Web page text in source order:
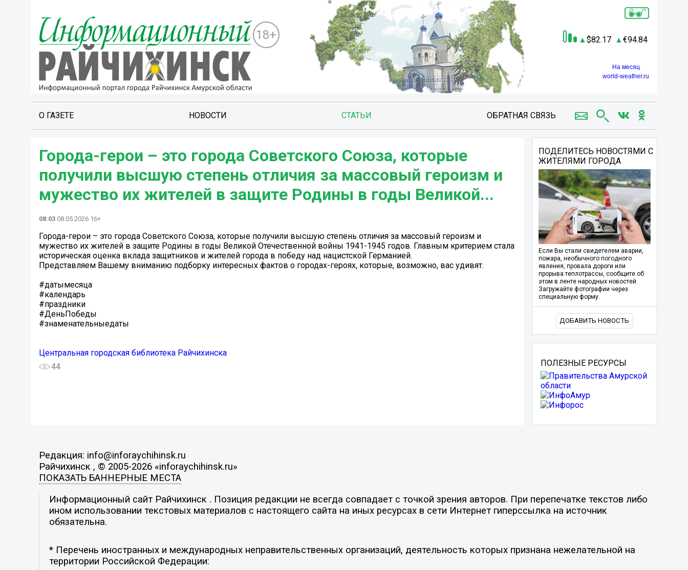
18+ 82.17 94.84
На месяц
world-weather.ru
О ГАЗЕТЕ НОВОСТИ СТАТЬИ ОБРАТНАЯ СВЯЗЬ
Города-герои – это города Советского Союза, которые
получили высшую степень отличия за массовый героизм и
мужество их жителей в защите Родины в годы Великой...
08:03 08.05.2026 16+
Города-герои – это города Советского Союза, которые получили высшую степень отличия за массовый героизм и
мужество их жителей в защите Родины в годы Великой Отечественной войны 1941-1945 годов. Главным критерием стала
историческая оценка вклада защитников и жителей города в победу над нацистской Германией.
Представляем Вашему вниманию подборку интересных фактов о городах-героях, которые, возможно, вас удивят.
#датымесяца
#календарь
#праздники
#ДеньПобеды
#знаменательныедаты
Центральная городская библиотека Райчихинска
44
ПОДЕЛИТЕСЬ НОВОСТЯМИ С
ЖИТЕЛЯМИ ГОРОДА
Если Вы стали свидетелем аварии,
пожара, необычного погодного
явления, провала дороги или
прорыва теплотрассы, сообщите об
этом в ленте народных новостей.
Загружайте фотографии через
специальную форму.
ДОБАВИТЬ НОВОСТЬ
ПОЛЕЗНЫЕ РЕСУРСЫ
Редакция: info@inforaychihinsk.ru
Райчихинск , © 2005-2026 «inforaychihinsk.ru»
ПОКАЗАТЬ БАННЕРНЫЕ МЕСТА
Информационный сайт Райчихинск . Позиция редакции не всегда совпадает с точкой зрения авторов. При перепечатке текстов либо
ином использовании текстовых материалов с настоящего сайта на иных ресурсах в сети Интернет гиперссылка на источник
обязательна.
* Перечень иностранных и международных неправительственных организаций, деятельность которых признана нежелательной на
территории Российской Федерации: